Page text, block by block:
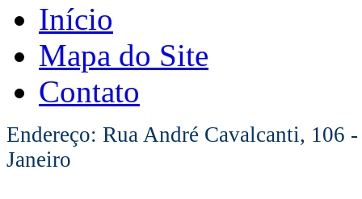
Início
Mapa do Site
Contato
Endereço: Rua André Cavalcanti, 106
Janeiro